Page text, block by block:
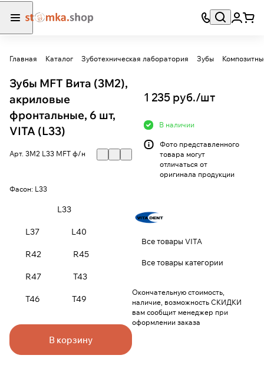
Главная Каталог Зуботехническая лаборатория Зубы
Зубы MFT Вита (3М2),
акриловые
фронтальные, 6 шт,
VITA (L33)
Арт. 3М2 L33 MFT ф/н
Фасон: L33
L33
L37 L40
R42 R45
R47 T43
T46 T49
В корзину
1 235 руб./шт
В наличии
Фото представленного
товара могут
отличаться от
оригинала продукции
Все товары VITA
Все товары категории
Окончательную стоимость,
наличие, возможность СКИДКИ
вам сообщит менеджер при
оформлении заказа